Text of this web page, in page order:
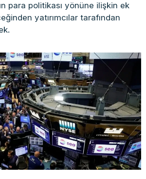
para politikası yönüne ilişkin ek
yatırımcılar tarafından